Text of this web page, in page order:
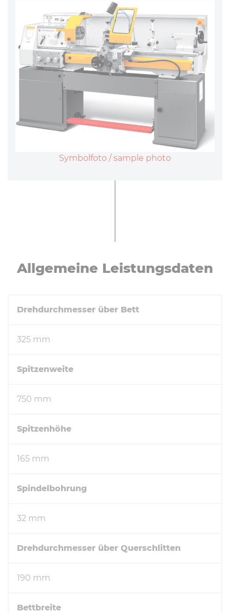
Symbolfoto / sample photo
All­ge­mei­ne Leis­tungs­da­ten
Drehdurchmesser über Bett
325 mm
Spitzenweite
750 mm
Spitzenhöhe
165 mm
Spindelbohrung
32 mm
Drehdurchmesser über Querschlitten
190 mm
Bettbreite